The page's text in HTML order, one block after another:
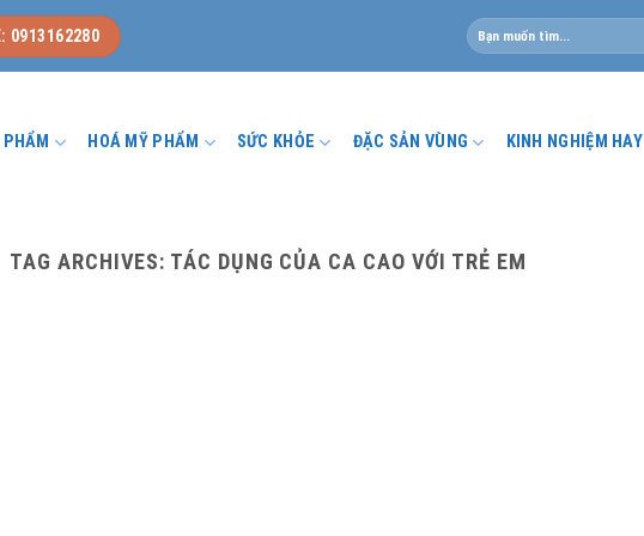
0913162280
Tìm
kiếm:
PHẨM HOÁ MỸ PHẨM SỨC KHỎE ĐẶC SẢN VÙNG KINH NGHIỆM HAY
TAG ARCHIVES: TÁC DỤNG CỦA CA CAO VỚI TRẺ EM